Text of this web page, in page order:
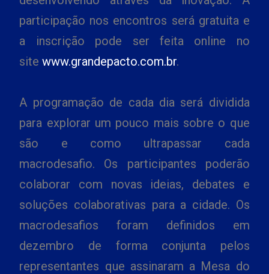
participação nos encontros será gratuita e
a inscrição pode ser feita online no
sitewww.grandepacto.com.br.
A programação de cada dia será dividida
para explorar um pouco mais sobre o que
são e como ultrapassar cada
macrodesafio. Os participantes poderão
colaborar com novas ideias, debates e
soluções colaborativas para a cidade. Os
macrodesafios foram definidos em
dezembro de forma conjunta pelos
representantes que assinaram a Mesa do